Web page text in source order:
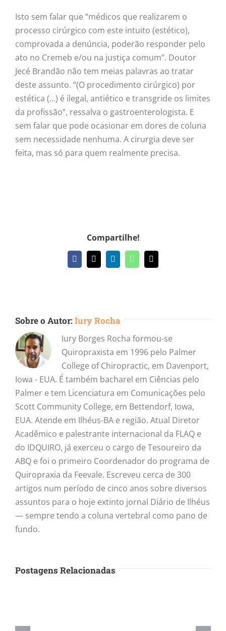
Isto sem falar que “médicos que realizarem o
processo cirúrgico com este intuito (estético),
comprovada a denúncia, poderão responder pelo
ato no Cremeb e/ou na justiça comum”. Doutor
Jecé Brandão não tem meias palavras ao tratar
deste assunto. “(O procedimento cirúrgico) por
estética (…) é ilegal, antiético e transgride os limites
da profissão”, ressalva o gastroenterologista. E
sem falar que pode ocasionar em dores de coluna
sem necessidade nenhuma. A cirurgia deve ser
feita, mas só para quem realmente precisa.
Compartilhe!
Facebook
X LinkedInWhatsApp
E-
mail
Sobre o Autor:Iury Rocha
Iury Borges Rocha formou-se
Quiropraxista em 1996 pelo Palmer
College of Chiropractic, em Davenport,
Iowa - EUA. É também bacharel em Ciências pelo
Palmer e tem Licenciatura em Comunicações pelo
Scott Community College, em Bettendorf, Iowa,
EUA. Atende em Ilhéus-BA e região. Atual Diretor
Acadêmico e palestrante internacional da FLAQ e
do IDQUIRO, já exerceu o cargo de Tesoureiro da
ABQ e foi o primeiro Coordenador do programa de
Quiropraxia da Feevale. Escreveu cerca de 300
artigos num período de cinco anos sobre diversos
assuntos para o hoje extinto jornal Diário de Ilhéus
— sempre tendo a coluna vertebral como pano de
fundo.
Postagens Relacionadas